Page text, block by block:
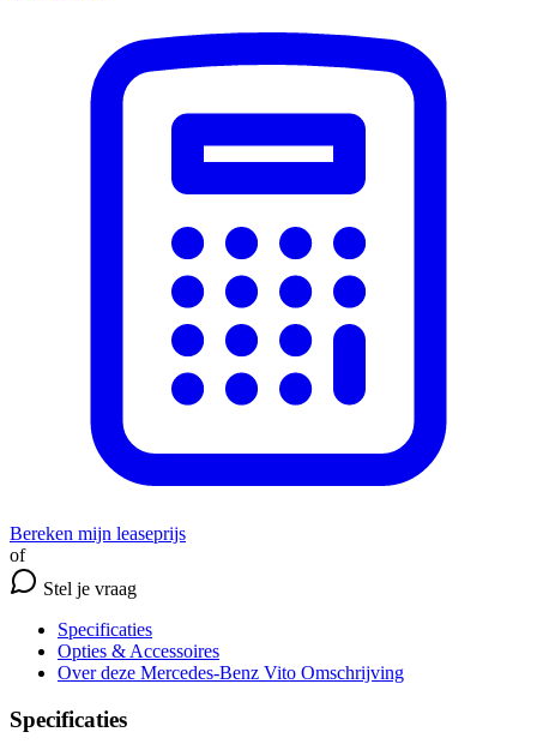
Bereken mijn leaseprijs
of
Stel je vraag
Specificaties
Opties & Accessoires
Over deze Mercedes-Benz Vito Omschrijving
Specificaties